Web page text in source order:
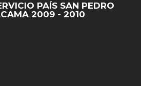
PAÍS SAN PEDRO
2009 - 2010